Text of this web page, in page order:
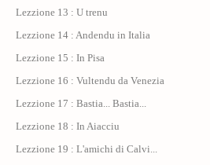
Lezzione 13 : U trenu
Lezzione 14 : Andendu in Italia
Lezzione 15 : In Pisa
Lezzione 16 : Vultendu da Venezia
Lezzione 17 : Bastia... Bastia...
Lezzione 18 : In Aiacciu
Lezzione 19 : L'amichi di Calvi...